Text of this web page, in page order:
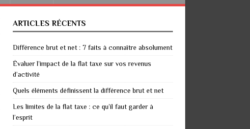
ARTICLES RÉCENTS
Différence brut et net : 7 faits à connaître absolument
Évaluer l’impact de la flat taxe sur vos revenus
d’activité
Quels éléments définissent la différence brut et net
Les limites de la flat taxe : ce qu’il faut garder à
l’esprit